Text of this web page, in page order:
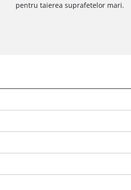
pentru taierea suprafetelor mari.